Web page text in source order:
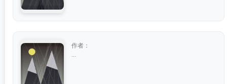
作者：